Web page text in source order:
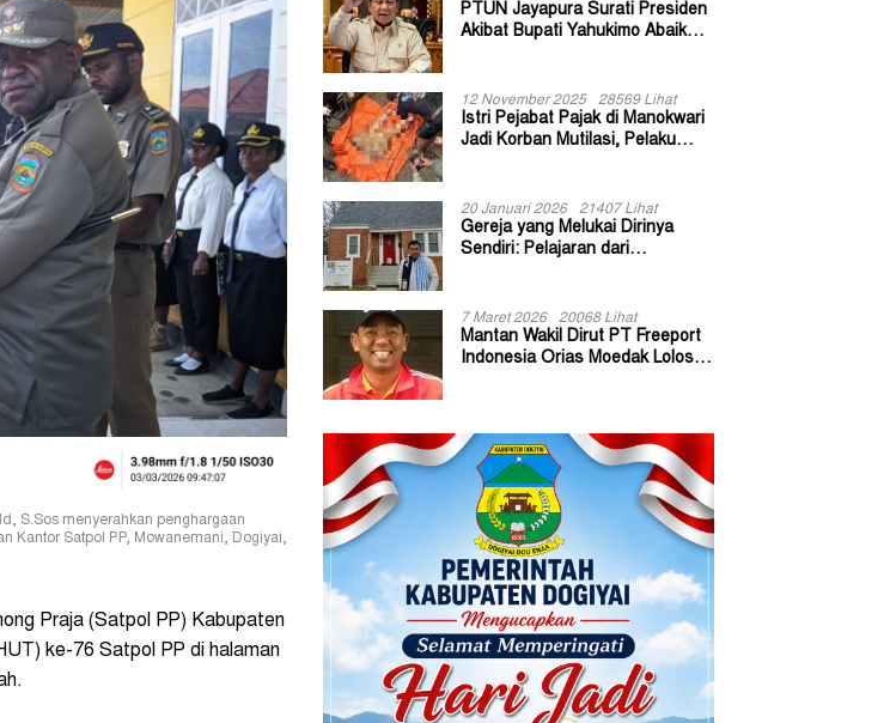
S.Sos menyerahkan penghargaan
Kantor Satpol PP, Mowanemani, Dogiyai,
Praja (Satpol PP) Kabupaten
ke-76 Satpol PP di halaman
PTUN Jayapura Surati Presiden
Akibat Bupati Yahukimo Abaikan
12 November 2025 28569 Lihat
Istri Pejabat Pajak di Manokwari
Jadi Korban Mutilasi, Pelaku
20 Januari 2026 21407 Lihat
Gereja yang Melukai Dirinya
Sendiri: Pelajaran dari
7 Maret 2026 20068 Lihat
Mantan Wakil Dirut PT Freeport
Indonesia Orias Moedak Lolos